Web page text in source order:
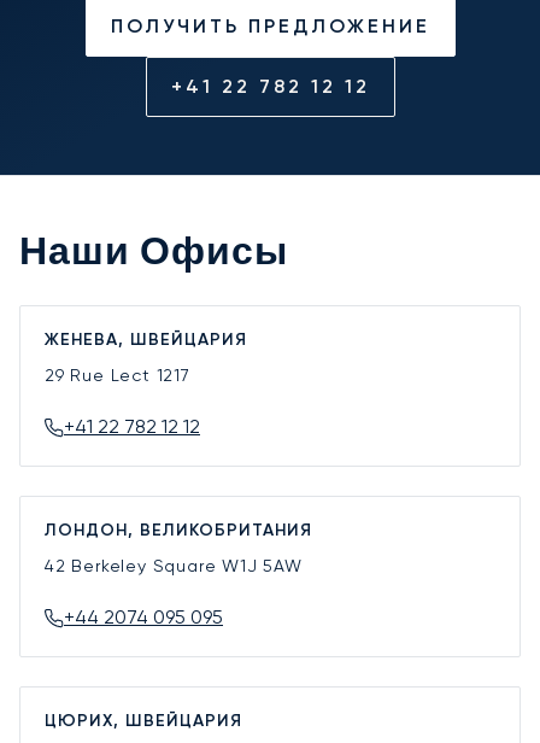
ПОЛУЧИТЬ ПРЕДЛОЖЕНИЕ
+41 22 782 12 12
Наши Офисы
ЖЕНЕВА, ШВЕЙЦАРИЯ
29 Rue Lect 1217
+41 22 782 12 12
ЛОНДОН, ВЕЛИКОБРИТАНИЯ
42 Berkeley SquareW1J 5AW
+44 2074 095 095
ЦЮРИХ, ШВЕЙЦАРИЯ